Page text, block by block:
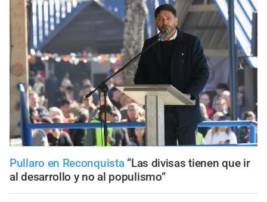
Pullaro en Reconquista “Las divisas tienen que ir
al desarrollo y no al populismo”